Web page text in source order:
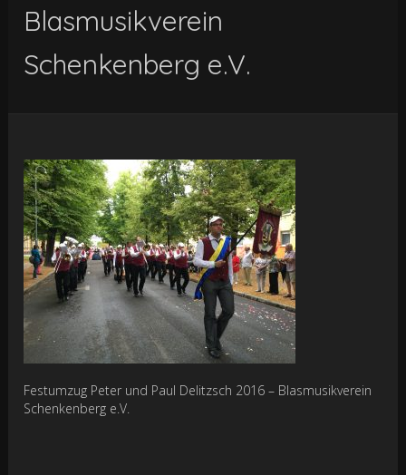
Blasmusikverein
Schenkenberg e.V.
Festumzug Peter und Paul Delitzsch 2016 – Blasmusikverein
Schenkenberg e.V.